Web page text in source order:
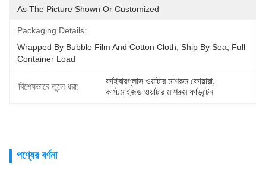
As The Picture Shown Or Customized
Packaging Details:
Wrapped By Bubble Film And Cotton Cloth, Ship By Sea, Full
Container Load
বিশেষভাবে তুলে ধরা:
ফাইবারগ্লাস ওয়াটার মাশরুম ফোয়ারা,
কাস্টমাইজড ওয়াটার মাশরুম ফাউন্টেন
পণ্যের বর্ণনা